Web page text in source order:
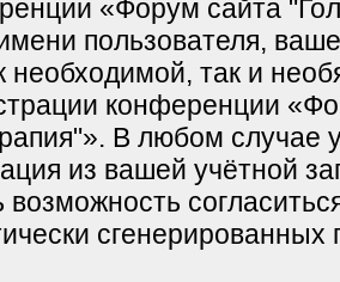
«Форум сайта
пользователя,
необходимой, так и
конференции
В любом случае
из вашей учётной
возможность